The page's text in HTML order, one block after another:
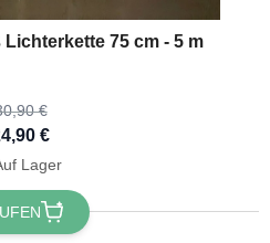
75 cm - 5 m
chosen on the product page
€
€
Lager